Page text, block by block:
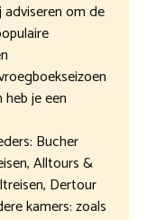
adviseren om de
je een
Bucher
Alltours &
Dertour
kamers: zoals